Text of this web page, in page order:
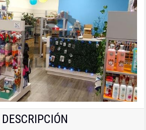
DESCRIPCIÓN